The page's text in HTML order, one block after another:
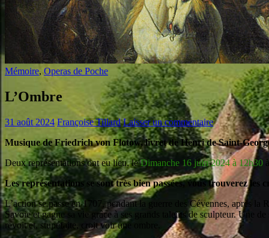
Mémoire, Operas de Poche
L’Ombre
31 août 2024 Françoise Tillard Laisser un commentaire
Musique de Friedrich von Flotow, livret de Henri de Saint-
Deux représentations ont eu lieu, leDimanche 16 juin 2024 à 12h30
Les représentations se sont très bien passées, vous trouverez les
L’action se passe en 1707, pendant la guerre des Cévennes, après
Savoie et gagne sa vie grâce à ses grands talents de sculpteur. Une
revoit et, stupéfaite, croit voir une ombre.